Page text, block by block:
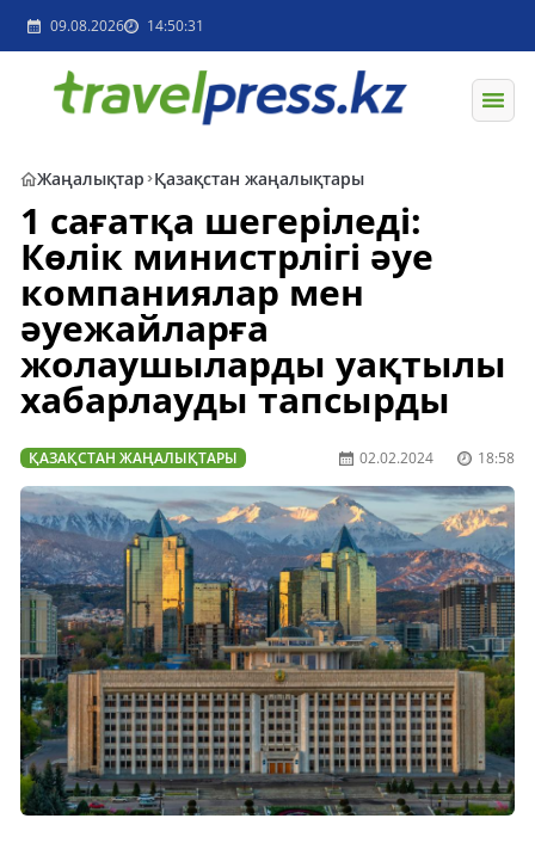
09.08.2026 14:50:31
Жаңалықтар Қазақстан жаңалықтары
1 сағатқа шегеріледі:
Көлік министрлігі әуе
компаниялар мен
әуежайларға
жолаушыларды уақтылы
хабарлауды тапсырды
ҚАЗАҚСТАН ЖАҢАЛЫҚТАРЫ 02.02.2024 18:58